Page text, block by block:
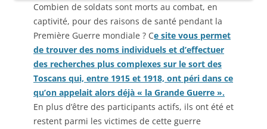
Combien de soldats sont morts au combat, en
captivité, pour des raisons de santé pendant la
Première Guerre mondiale ? Ce site vous permet
de trouver des noms individuels et d’effectuer
des recherches plus complexes sur le sort des
Toscans qui, entre 1915 et 1918, ont péri dans ce
qu’on appelait alors déjà « la Grande Guerre ».
En plus d’être des participants actifs, ils ont été et
restent parmi les victimes de cette guerre